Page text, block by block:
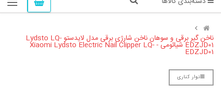
ناخن گیر برقی و سوهان ناخن شارژی برقی مدل لایدستو Lydsto LQ-
EDZJD01 شیائومی - Xiaomi Lydsto Electric Nail Clipper LQ-
EDZJD01
نوار کناری